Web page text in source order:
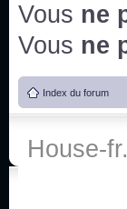
Vous ne
Vous ne
Index du forum
House-